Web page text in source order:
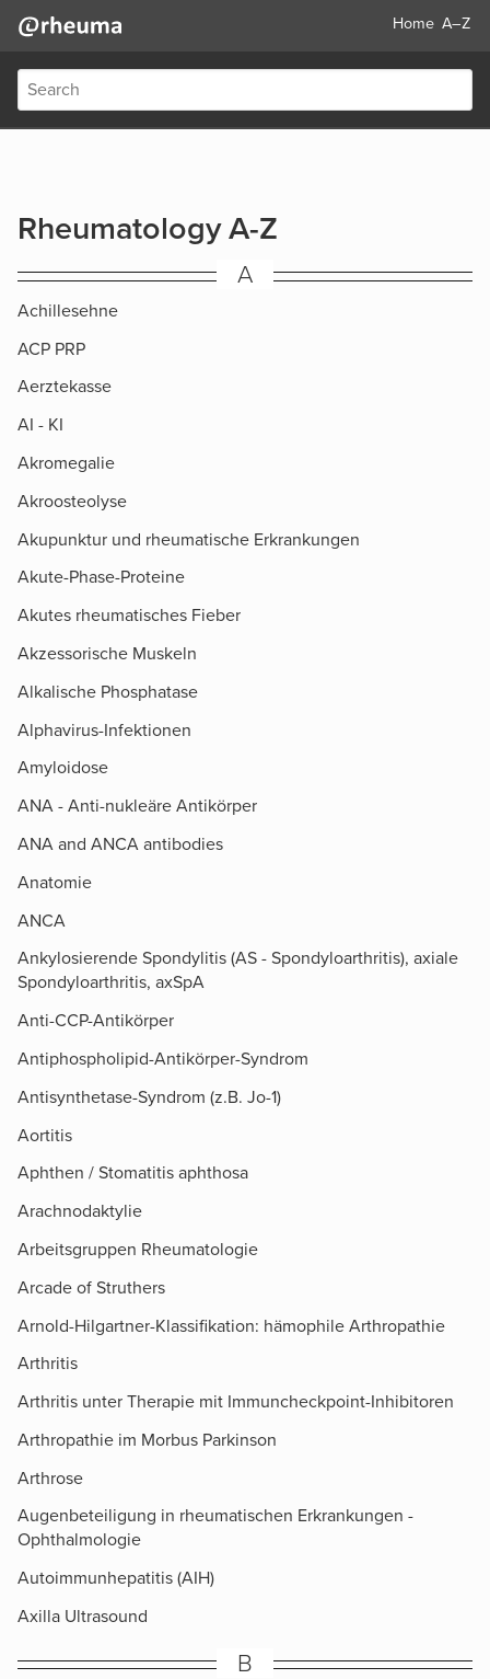
Home A–Z
Rheumatology A-Z
A
Achillesehne
ACP PRP
Aerztekasse
AI - KI
Akromegalie
Akroosteolyse
Akupunktur und rheumatische Erkrankungen
Akute-Phase-Proteine
Akutes rheumatisches Fieber
Akzessorische Muskeln
Alkalische Phosphatase
Alphavirus-Infektionen
Amyloidose
ANA - Anti-nukleäre Antikörper
ANA and ANCA antibodies
Anatomie
ANCA
Ankylosierende Spondylitis (AS - Spondyloarthritis), axiale
Spondyloarthritis, axSpA
Anti-CCP-Antikörper
Antiphospholipid-Antikörper-Syndrom
Antisynthetase-Syndrom (z.B. Jo-1)
Aortitis
Aphthen / Stomatitis aphthosa
Arachnodaktylie
Arbeitsgruppen Rheumatologie
Arcade of Struthers​
Arnold-Hilgartner-Klassifikation: hämophile Arthropathie
Arthritis
Arthritis unter Therapie mit Immuncheckpoint-Inhibitoren
Arthropathie im Morbus Parkinson
Arthrose
Augenbeteiligung in rheumatischen Erkrankungen -
Ophthalmologie
Autoimmunhepatitis (AIH)
Axilla Ultrasound
B